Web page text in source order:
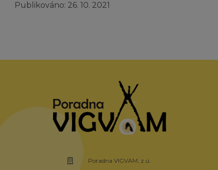
Publikováno: 26. 10. 2021
Poradna VIGVAM, z.ú.